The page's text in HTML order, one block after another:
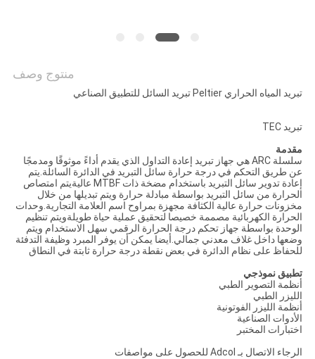
منتوج وصف
تبريد المياه الحراري Peltier تبريد السائل للتطبيق الصناعي
تبريد TEC
مقدمة
سلسلة ARC هي جهاز تبريد إعادة التداول الذي يقدم أداءً موثوقًا ومدمجًا
عن طريق التحكم في درجة حرارة سائل التبريد في الدائرة السائلة.يتم
إعادة تدوير سائل التبريد باستخدام مضخة ذات MTBF عاليةيتم امتصاص
الحرارة من سائل التبريد بواسطة مبادلة حرارة ويتم تبديلها من خلال
مخزونات حرارة عالية الكثافة مجهزة بمراوح اسم العلامة التجارية.وحدات
الحرارة الكهربائية مصممة خصيصا لتحقيق عملية حياة طويلةويتم تنظيم
الوحدة بواسطة جهاز تحكم درجة الحرارة الرقمي سهل الاستخدام ويتم
وضعها داخل غلاف معدني جمالي.أيضا يمكن أن يوفر المبرد وظيفة التدفئة
للحفاظ على نظام الدائرة في بعض نقطة درجة حرارة ثابتة في النطاق
تطبيق نموذجي
أنظمة التصوير الطبي
الليزر الطبي
أنظمة الليزر الفوتونية
الأدوات الصناعية
اختبارات المختبر
الرجاء الاتصال بـ Adcol للحصول على مواصفات